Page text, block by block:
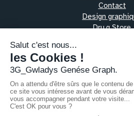
Contact
Design
Dru.g Store
Pratiques
Ressources